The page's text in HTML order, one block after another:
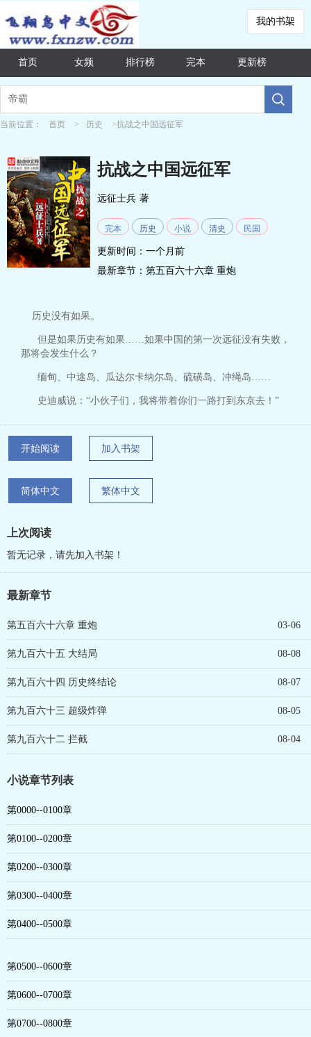
我的书架
首页 女频 排行榜 完本 更新榜
当前位置： 首页 > 历史 >抗战之中国远征军
抗战之中国远征军
远征士兵 著
完本 历史 小说 清史 民国
更新时间：一个月前
最新章节： 第五百六十六章 重炮
历史没有如果。
但是如果历史有如果……如果中国的第一次远征没有失败，
那将会发生什么？
缅甸、中途岛、瓜达尔卡纳尔岛、硫磺岛、冲绳岛……
史迪威说：“小伙子们，我将带着你们一路打到东京去！”
开始阅读 加入书架
简体中文 繁体中文
上次阅读
暂无记录，请先加入书架！
最新章节
第五百六十六章 重炮 03-06
第九百六十五 大结局 08-08
第九百六十四 历史终结论 08-07
第九百六十三 超级炸弹 08-05
第九百六十二 拦截 08-04
小说章节列表
第0000--0100章
第0100--0200章
第0200--0300章
第0300--0400章
第0400--0500章
第0500--0600章
第0600--0700章
第0700--0800章